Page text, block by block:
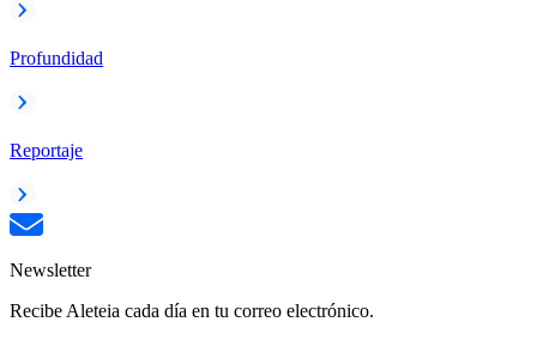
Profundidad
Reportaje
Newsletter
Recibe Aleteia cada día en tu correo electrónico.